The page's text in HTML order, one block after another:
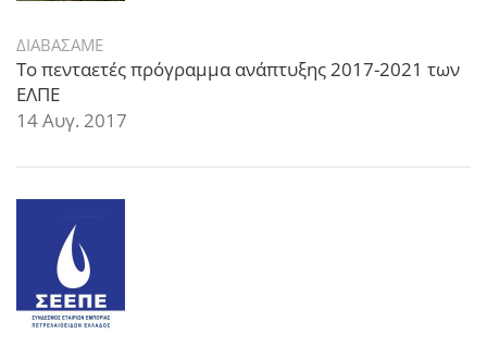
ΔΙΑΒΑΣΑΜΕ
Το πενταετές πρόγραμμα ανάπτυξης 2017-2021 των
ΕΛΠΕ
14 Αυγ. 2017